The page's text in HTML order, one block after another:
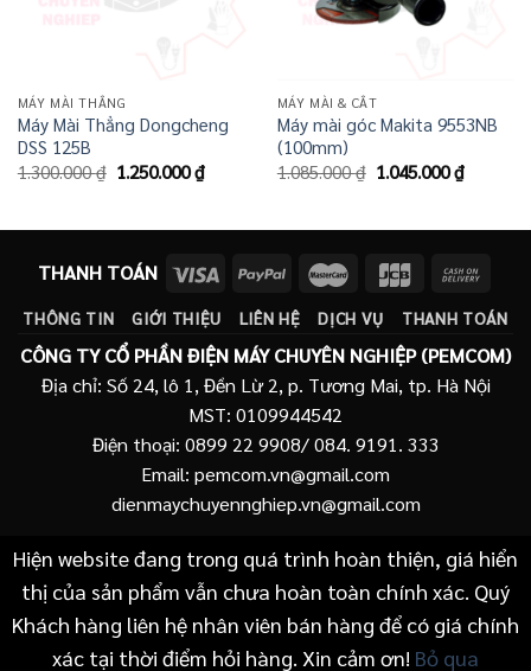
MÁY MÀI THẲNG
Máy Mài Thẳng Dongcheng
DSS 125B
1.300.000₫ Giá
1.250.000₫Giá
MÁY MÀI & CẮT
Máy mài góc Makita 9553NB
(100mm)
1.085.000₫ Giá
1.045.000₫Giá
THANH TOÁN
THÔNG TIN GIỚI THIỆU LIÊN HỆ DỊCH VỤ THANH TOÁN
CÔNG TY CỔ PHẦN ĐIỆN MÁY CHUYÊN NGHIỆP (PEMCOM)
Địa chỉ: Số 24, lô 1, Đền Lừ 2, p. Tương Mai, tp. Hà Nội
MST: 0109944542
Điện thoại: 0899 22 9908/ 084. 9191. 333
Email: pemcom.vn@gmail.com
dienmaychuyennghiep.vn@gmail.com
Hiện website đang trong quá trình hoàn thiện, giá hiển
thị của sản phẩm vẫn chưa hoàn toàn chính xác. Quý
Khách hàng liên hệ nhân viên bán hàng để có giá chính
xác tại thời điểm hỏi hàng. Xin cảm ơn! Bỏ qua